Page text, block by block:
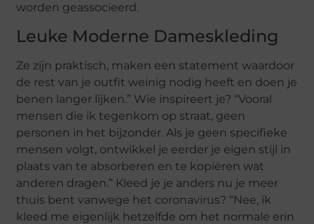
worden geassocieerd.
Leuke Moderne Dameskleding
Ze zijn praktisch, maken een statement waardoor
de rest van je outfit weinig nodig heeft en doen je
benen langer lijken.” Wie inspireert je? “Vooral
mensen die ik tegenkom op straat, geen
personen in het bijzonder. Als je geen specifieke
mensen volgt, ontwikkel je eerder je eigen stijl in
plaats van te absorberen en te kopiëren wat
anderen dragen.” Kleed je je anders nu je meer
thuis bent vanwege het coronavirus? “Nee, ik
kleed me eigenlijk hetzelfde om het normale erin